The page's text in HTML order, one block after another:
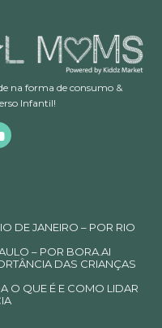
na forma de consumo &
Infantil!
DE JANEIRO – POR RIO
– POR BORA.AI
DAS CRIANÇAS
O QUE É E COMO LIDAR